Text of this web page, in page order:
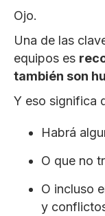
Ojo.
Una de las
equipos es
también son
Y eso significa
Habrá
O que no
O incluso
y